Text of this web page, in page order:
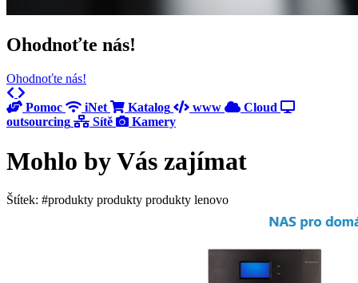
Ohodnoťte nás!
Ohodnoťte nás!
Previous
Pomoc
iNet Katalog www
Cloud
outsourcing
Sítě Kamery
Mohlo by Vás zajímat
Štítek: #produkty produkty produkty lenovo